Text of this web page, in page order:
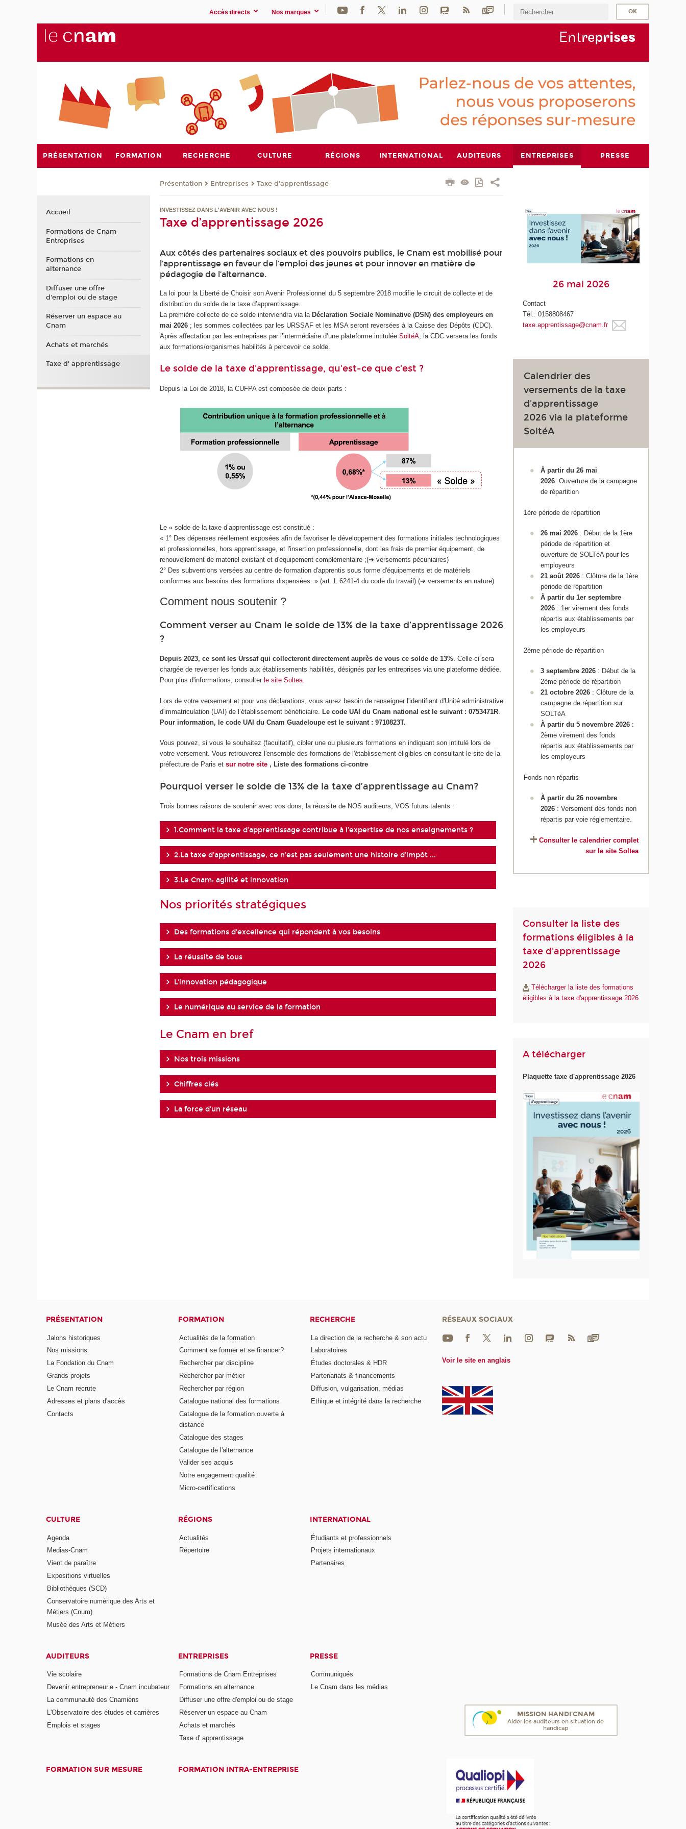
Accès directs Nos marques
Entreprises
PRÉSENTATION FORMATION RECHERCHE CULTURE RÉGIONS INTERNATIONAL AUDITEURS ENTREPRISES PRESSE
Présentation Entreprises Taxe d'apprentissage
INVESTISSEZ DANS L'AVENIR AVEC NOUS !
Taxe d’apprentissage 2026
Aux côtés des partenaires sociaux et des pouvoirs publics, le Cnam est mobilisé pour
l’apprentissage en faveur de l’emploi des jeunes et pour innover en matière de
pédagogie de l’alternance.
La loi pour la Liberté de Choisir son Avenir Professionnel du 5 septembre 2018 modifie le circuit de collecte et de
distribution du solde de la taxe d’apprentissage.
La première collecte de ce solde interviendra via laDéclaration Sociale Nominative (DSN) des employeurs en
mai 2026 ; les sommes collectées par les URSSAF et les MSA seront reversées à la Caisse des Dépôts (CDC).
Après affectation par les entreprises par l’intermédiaire d’une plateforme intituléeSoltéA , la CDC versera les fonds
aux formations/organismes habilités à percevoir ce solde.
Le solde de la taxe d'apprentissage, qu'est-ce que c'est ?
Depuis la Loi de 2018, la CUFPA est composée de deux parts :
Le « solde de la taxe d’apprentissage est constitué :
« 1° Des dépenses réellement exposées afin de favoriser le développement des formations initiales technologiques
et professionnelles, hors apprentissage, et l'insertion professionnelle, dont les frais de premier équipement, de
renouvellement de matériel existant et d'équipement complémentaire ;(➔ versements pécuniaires)
2° Des subventions versées au centre de formation d'apprentis sous forme d'équipements et de matériels
conformes aux besoins des formations dispensées. » (art. L.6241-4 du code du travail) (➔ versements en nature)
Comment nous soutenir ?
Comment verser au Cnam le solde de 13% de la taxe d’apprentissage 2026
?
Depuis 2023, ce sont les Urssaf qui collecteront directement auprès de vous ce solde de 13%. Celle-ci sera
chargée de reverser les fonds aux établissements habilités, désignés par les entreprises via une plateforme dédiée.
Pour plus d'informations, consulter le site Soltea.
Lors de votre versement et pour vos déclarations, vous aurez besoin de renseigner l'identifiant d'Unité administrative
d'immatriculation (UAI) de l’établissement bénéficiaire.Le code UAI du Cnam national est le suivant : 0753471R
Pour information, le code UAI du Cnam Guadeloupe est le suivant : 9710823T.
Vous pouvez, si vous le souhaitez (facultatif), cibler une ou plusieurs formations en indiquant son intitulé lors de
votre versement. Vous retrouverez l'ensemble des formations de l'établissement éligibles en consultant le site de la
préfecture de Paris etsur notre site , Liste des formations ci-contre
Pourquoi verser le solde de 13% de la taxe d’apprentissage au Cnam?
Trois bonnes raisons de soutenir avec vos dons, la réussite de NOS auditeurs, VOS futurs talents :
1.Comment la taxe d’apprentissage contribue à l’expertise de nos enseignements ?
2.La taxe d’apprentissage, ce n’est pas seulement une histoire d’impôt ...
3.Le Cnam: agilité et innovation
Nos priorités stratégiques
Des formations d'excellence qui répondent à vos besoins
La réussite de tous
L'innovation pédagogique
Le numérique au service de la formation
Le Cnam en bref
Nos trois missions
Chiffres clés
La force d'un réseau
26 mai 2026
Contact
Tél.: 0158808467
taxe.apprentissage@cnam.fr
Calendrier des
versements de la taxe
d'apprentissage
2026 via la plateforme
SoltéA
À partir du 26 mai
2026: Ouverture de la campagne
de répartition
1ère période de répartition
26 mai 2026 : Début de la 1ère
période de répartition et
ouverture de SOLTéA pour les
employeurs
21 août 2026 : Clôture de la 1ère
période de répartition
À partir du 1er septembre
2026 : 1er virement des fonds
répartis aux établissements par
les employeurs
2ème période de répartition
3 septembre 2026 : Début de la
2ème période de répartition
21 octobre 2026 : Clôture de la
campagne de répartition sur
SOLTéA
À partir du 5 novembre 2026 :
2ème virement des fonds
répartis aux établissements par
les employeurs
Fonds non répartis
À partir du 26 novembre
2026 : Versement des fonds non
répartis par voie réglementaire.
Consulter le calendrier complet
sur le site Soltea
Consulter la liste des
formations éligibles à la
taxe d'apprentissage
2026
Télécharger la liste des formations
éligibles à la taxe d'apprentissage 2026
A télécharger
Plaquette taxe d'apprentissage 2026
Accueil
Formations de Cnam
Entreprises
Formations en
alternance
Diffuser une offre
d'emploi ou de stage
Réserver un espace au
Cnam
Achats et marchés
Taxe d' apprentissage
PRÉSENTATION
Jalons historiques
Nos missions
La Fondation du Cnam
Grands projets
Le Cnam recrute
Adresses et plans d'accès
Contacts
FORMATION
Actualités de la formation
Comment se former et se financer?
Rechercher par discipline
Rechercher par métier
Rechercher par région
Catalogue national des formations
Catalogue de la formation ouverte à
distance
Catalogue des stages
Catalogue de l'alternance
Valider ses acquis
Notre engagement qualité
Micro-certifications
RECHERCHE
La direction de la recherche & son actu
Laboratoires
Études doctorales & HDR
Partenariats & financements
Diffusion, vulgarisation, médias
Ethique et intégrité dans la recherche
CULTURE
Agenda
Medias-Cnam
Vient de paraître
Expositions virtuelles
Bibliothèques (SCD)
Conservatoire numérique des Arts et
Métiers (Cnum)
Musée des Arts et Métiers
RÉGIONS
Actualités
Répertoire
INTERNATIONAL
Étudiants et professionnels
Projets internationaux
Partenaires
AUDITEURS
Vie scolaire
Devenir entrepreneur.e - Cnam incubateur
La communauté des Cnamiens
L'Observatoire des études et carrières
Emplois et stages
ENTREPRISES
Formations de Cnam Entreprises
Formations en alternance
Diffuser une offre d'emploi ou de stage
Réserver un espace au Cnam
Achats et marchés
Taxe d' apprentissage
PRESSE
Communiqués
Le Cnam dans les médias
FORMATION SUR MESURE FORMATION INTRA-ENTREPRISE
RÉSEAUX SOCIAUX
Voir le site en anglais
MISSION HANDI'CNAM
Aider les auditeurs en situation de
handicap